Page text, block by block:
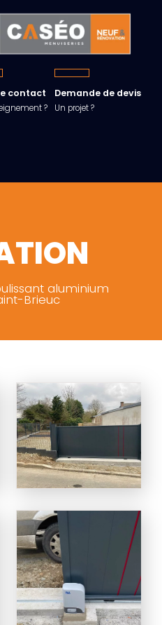
contact
?
Demande de devis
Un projet ?
aluminium
Brieuc